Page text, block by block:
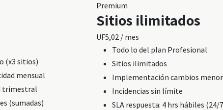
(x3 sitios)
mensual
trimestral
(sumadas)
Premium
Sitios ilimitados
UF5,02 / mes
Todo lo del plan Profesional
Sitios ilimitados
Implementación cambios
Incidencias sin límite
SLA respuesta: 4 hrs hábiles (24/